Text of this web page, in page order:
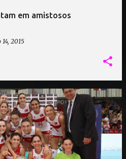
em amistosos
2015